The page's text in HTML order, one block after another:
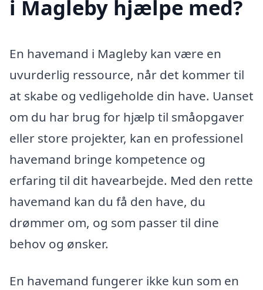
i Magleby hjælpe med?
En havemand i Magleby kan være en
uvurderlig ressource, når det kommer til
at skabe og vedligeholde din have. Uanset
om du har brug for hjælp til småopgaver
eller store projekter, kan en professionel
havemand bringe kompetence og
erfaring til dit havearbejde. Med den rette
havemand kan du få den have, du
drømmer om, og som passer til dine
behov og ønsker.
En havemand fungerer ikke kun som en